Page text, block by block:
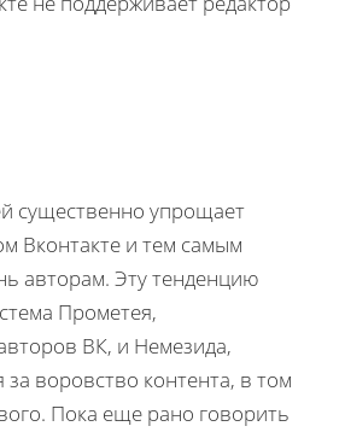
существенно упрощает
Вконтакте и тем самым
авторам. Эту тенденцию
Прометея,
ВК, и Немезида,
воровство контента, в том
Пока еще рано говорить